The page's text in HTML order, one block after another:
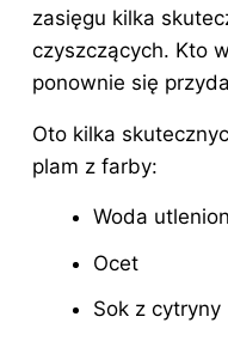
zasięgu kilka
czyszczących. Kto
ponownie się
Oto kilka
plam z farby:
Woda
Ocet
Sok z cytryny